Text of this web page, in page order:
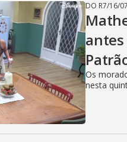
DO R7/16/
Os
nesta